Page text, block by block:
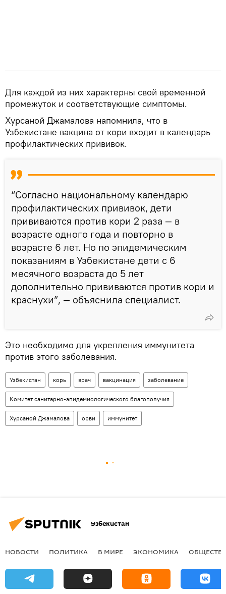
Для каждой из них характерны свой временной
промежуток и соответствующие симптомы.
Хурсаной Джамалова напомнила, что в
Узбекистане вакцина от кори входит в календарь
профилактических прививок.
“Согласно национальному календарю
профилактических прививок, дети
прививаются против кори 2 раза — в
возрасте одного года и повторно в
возрасте 6 лет. Но по эпидемическим
показаниям в Узбекистане дети с 6
месячного возраста до 5 лет
дополнительно прививаются против кори и
краснухи”, — объяснила специалист.
Это необходимо для укрепления иммунитета
против этого заболевания.
Узбекистан корь врач вакцинация заболевание
Комитет санитарно-эпидемиологического благополучия
Хурсаной Джамалова орви иммунитет
Узбекистан
НОВОСТИ ПОЛИТИКА В МИРЕ ЭКОНОМИКА